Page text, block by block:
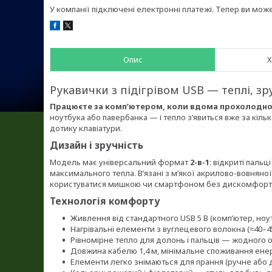
У компанії підключені електронні платежі. Тепер ви
Опис
Рукавички з підігрівом USB — теплі,
Працюєте за комп’ютером, коли вдома
ноутбука або павербанка — і тепло з’явиться вже за
дотику клавіатури.
Дизайн і зручність
Модель має універсальний формат2-в-1: відкриті
максимального тепла. В’язані з м’якої акрилово-
користуватися мишкою чи смартфоном без
Технологія комфорту
Живлення від стандартного USB 5 В (комп’ютер,
Нагрівальні елементи з вуглецевого волокна
Рівномірне тепло для долонь і пальців — жодного
Довжина кабелю 1,4 м, мінімальне споживання
Елементи легко знімаються для прання (ручне або